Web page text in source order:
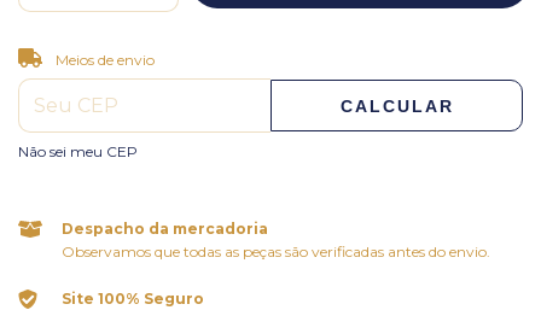
Entregas para o CEP:
Meios de envio
CALCULAR
Não sei meu CEP
Despacho da mercadoria
Observamos que todas as peças são verificadas antes do envio.
Site 100% Seguro